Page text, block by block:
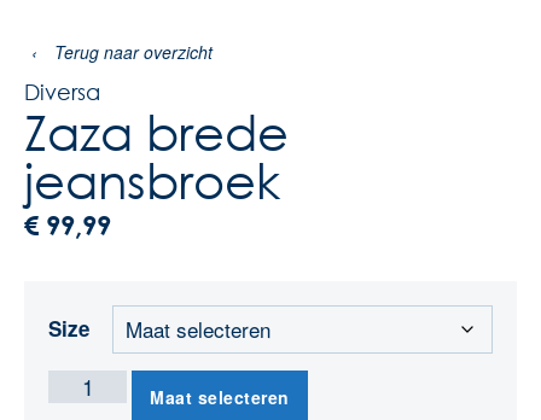
‹ Terug naar overzicht
Diversa
Zaza brede
jeansbroek
€ 99,99
Size
Maat selecteren